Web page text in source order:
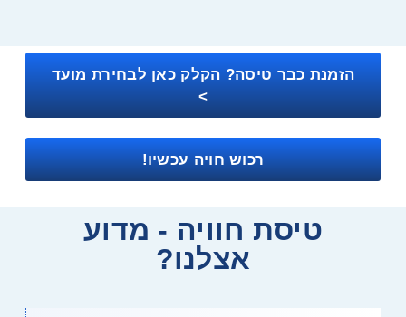
הזמנת כבר טיסה? הקלק כאן לבחירת מועד
>
רכוש חויה עכשיו!
טיסת חוויה - מדוע
אצלנו?